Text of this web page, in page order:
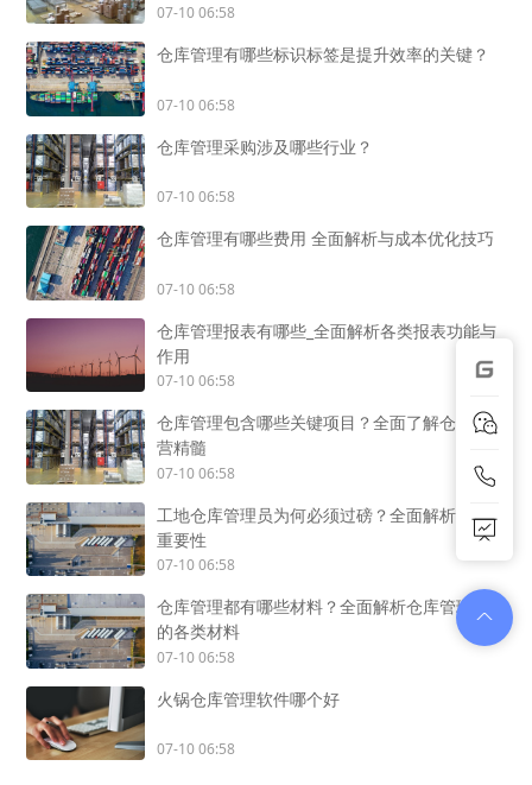
07-10 06:58
仓库管理有哪些标识标签是提升效率的关键？
07-10 06:58
仓库管理采购涉及哪些行业？
07-10 06:58
仓库管理有哪些费用 全面解析与成本优化技巧
07-10 06:58
仓库管理报表有哪些_全面解析各类报表功能与
作用
07-10 06:58
仓库管理包含哪些关键项目？全面了解仓库运
营精髓
07-10 06:58
工地仓库管理员为何必须过磅？全面解析过磅
重要性
07-10 06:58
仓库管理都有哪些材料？全面解析仓库管理中
的各类材料
07-10 06:58
火锅仓库管理软件哪个好
07-10 06:58